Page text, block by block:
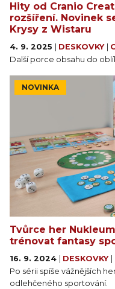
Hity od Cranio
rozšíření. Novinek
Krysy z Wistaru
4. 9. 2025 DESKOVKY
Další porce obsahu do
NOVINKA
Tvůrce her
trénovat fantasy
16. 9. 2024 DESKOVKY
Po sérii spíše vážnějších
odlehčeného sportování.